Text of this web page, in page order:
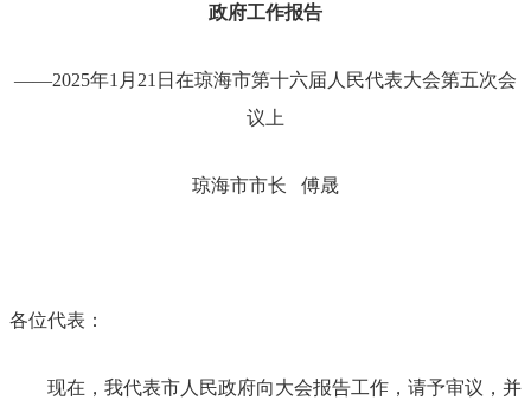
政府工作报告
——2025年1 月 21 日在琼海市第十六届 人民代表大会第五次会
议上
琼海市市长 傅晟
各位代表：
现在，我代表市人民政府向大会报告工作，请予审议，并